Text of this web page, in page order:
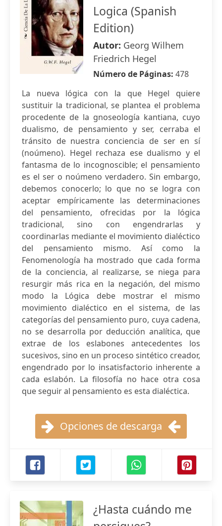
Logica (Spanish
Edition)
Autor: Georg Wilhem
Friedrich Hegel
Número de Páginas: 478
La nueva lógica con la que Hegel quiere
sustituir la tradicional, se plantea el problema
procedente de la gnoseología kantiana, cuyo
dualismo, de pensamiento y ser, cerraba el
tránsito de nuestra conciencia de ser en sí
(noúmeno). Hegel rechaza ese dualismo y el
fantasma de lo incognoscible; el pensamiento
es el ser o noúmeno verdadero. Sin embargo,
debemos conocerlo; lo que no se logra con
aceptar empíricamente las determinaciones
del pensamiento, ofrecidas por la lógica
tradicional, sino con engendrarlas y
coordinarlas mediante el movimiento dialéctico
del pensamiento mismo. Así como la
Fenomenología ha mostrado que cada forma
de la conciencia, al realizarse, se niega para
resurgir más rica en la negación, del mismo
modo la Lógica debe mostrar el mismo
movimiento dialéctico en el sistema, de las
categorías del pensamiento puro, cuya cadena,
no se desarrolla por deducción analítica, que
extrae de los eslabones antecedentes los
sucesivos, sino en un proceso sintético creador,
engendrado por lo insatisfactorio inherente a
cada eslabón. La filosofía no hace otra cosa
que seguir al pensamiento es esta dialéctica.
Opciones de descarga
¿Hasta cuándo me